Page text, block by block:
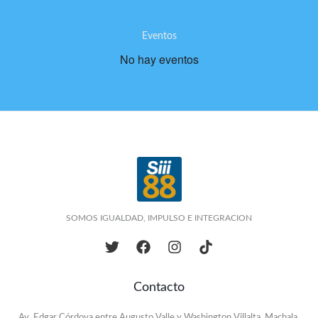
Eventos
No hay eventos
SOMOS IGUALDAD, IMPULSO E INTEGRACION
Contacto